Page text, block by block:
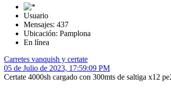
Usuario
Mensajes: 437
Ubicación: Pamplona
En línea
Carretes vanquish y certate
05 de Julio de 2023, 17:59:09 PM
Certate 4000sh cargado con 300mts de saltiga x12